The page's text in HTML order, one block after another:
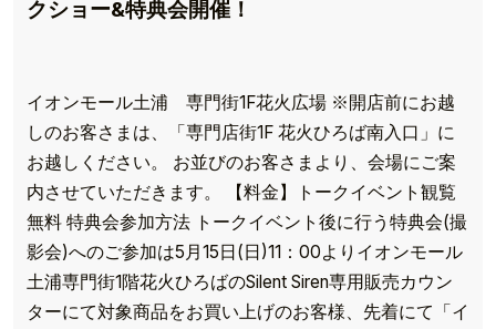
クショー&特典会開催！
イオンモール土浦 専門街1F花火広場 ※開店前にお越
しのお客さまは、「専門店街1F 花火ひろば南入口」に
お越しください。 お並びのお客さまより、会場にご案
内させていただきます。 【料金】トークイベント観覧
無料 特典会参加方法 トークイベント後に行う特典会(撮
影会)へのご参加は5月15日(日)11：00よりイオンモール
土浦専門街1階花火ひろばのSilent Siren専用販売カウン
ターにて対象商品をお買い上げのお客様、先着にて「イ